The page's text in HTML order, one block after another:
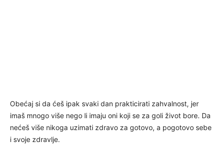
Obećaj si da ćeš ipak svaki dan prakticirati zahvalnost, jer
imaš mnogo više nego li imaju oni koji se za goli život bore. Da
nećeš više nikoga uzimati zdravo za gotovo, a pogotovo sebe
i svoje zdravlje.